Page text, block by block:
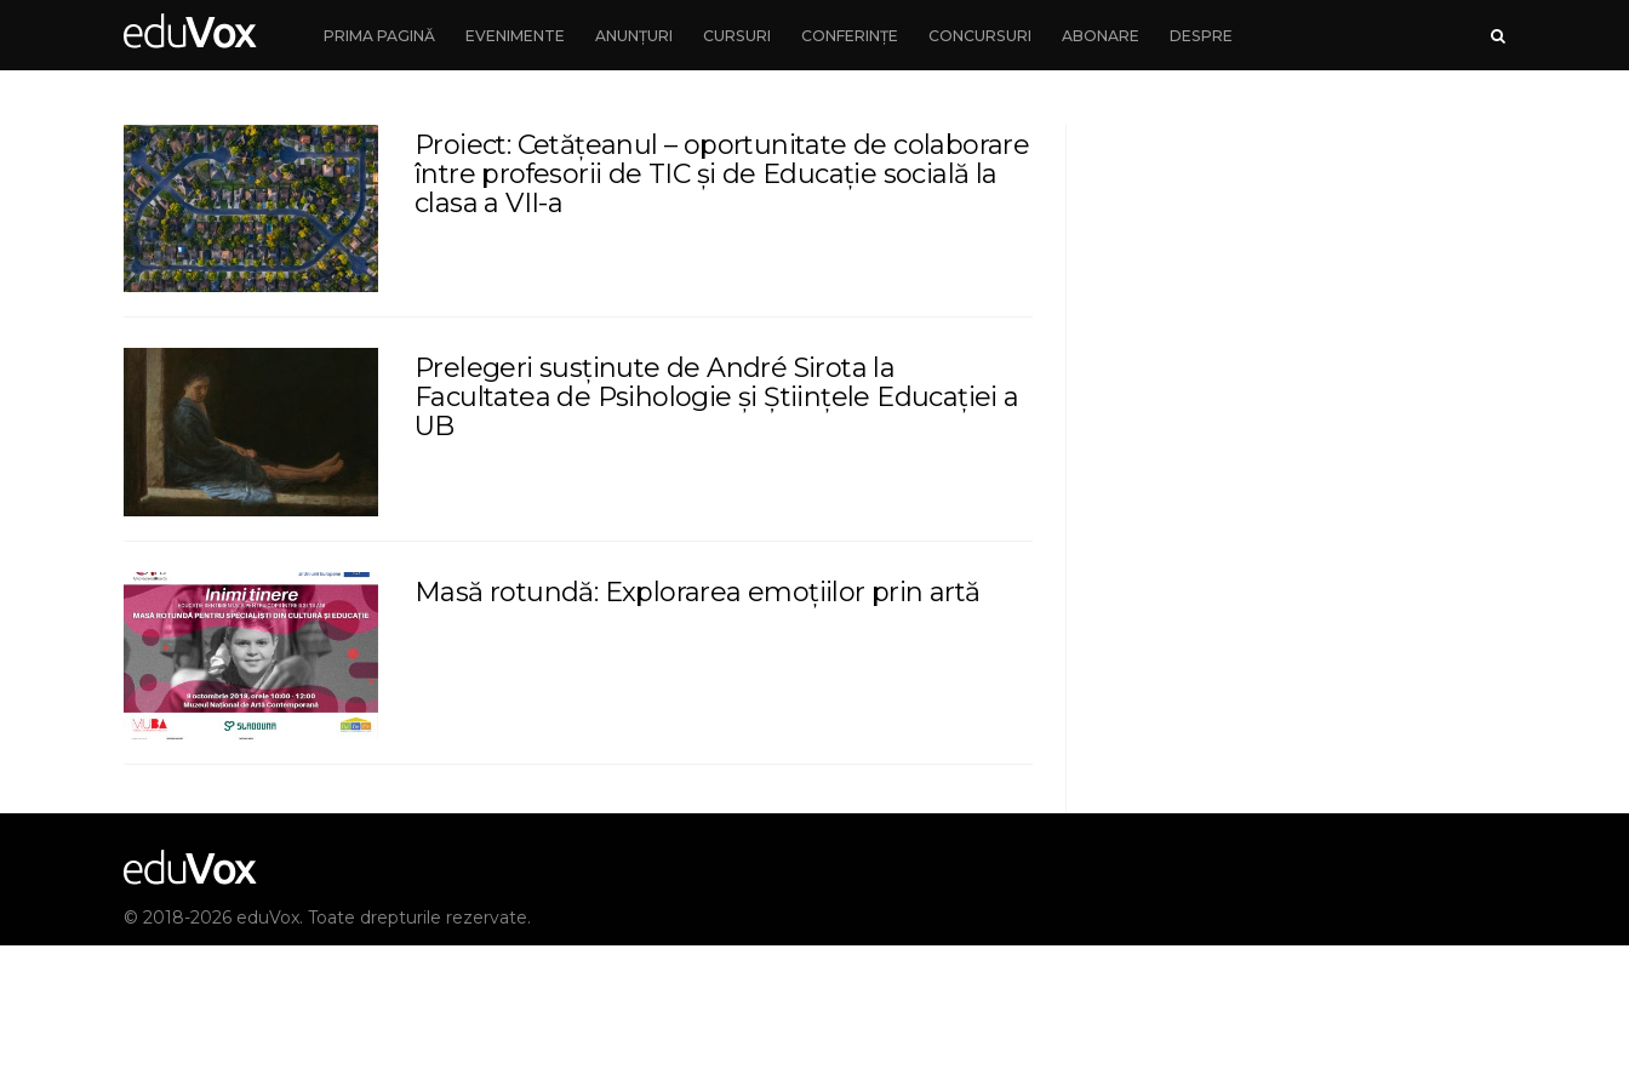
PRIMA PAGINĂ EVENIMENTE ANUNȚURI CURSURI CONFERINȚE CONCURSURI ABONARE DESPRE
Proiect: Cetățeanul – oportunitate de colaborare
între profesorii de TIC și de Educație socială la
clasa a VII-a
Prelegeri susținute de André Sirota la
Facultatea de Psihologie și Științele Educației a
UB
Masă rotundă: Explorarea emoțiilor prin artă
© 2018-2026 eduVox. Toate drepturile rezervate.